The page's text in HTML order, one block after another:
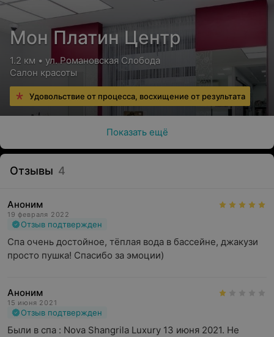
Мон Платин Центр
1.2 км • ул. Романовская Слобода
Салон красоты
Удовольствие от процесса, восхищение от результата
Показать ещё
Отзывы 4
Аноним
19 февраля 2022
Отзыв подтвержден
Спа очень достойное, тёплая вода в бассейне, джакузи
просто пушка! Спасибо за эмоции)
Аноним
15 июня 2021
Отзыв подтвержден
Были в спа : Nova Shangrila Luxury 13 июня 2021. Не